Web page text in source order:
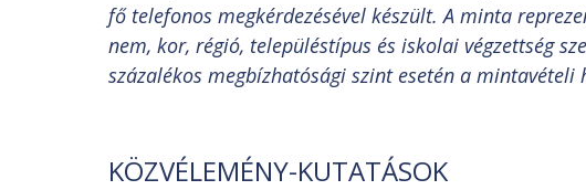
fő telefonos megkérdezésével készült. A minta
nem, kor, régió, településtípus és iskolai végzettség
százalékos megbízhatósági szint esetén a mintavételi
KÖZVÉLEMÉNY-KUTATÁSOK